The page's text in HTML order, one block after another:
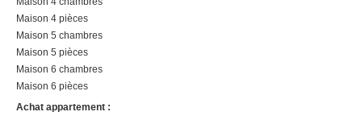
Maison 4 pièces
Maison 5 chambres
Maison 5 pièces
Maison 6 chambres
Maison 6 pièces
Achat appartement :